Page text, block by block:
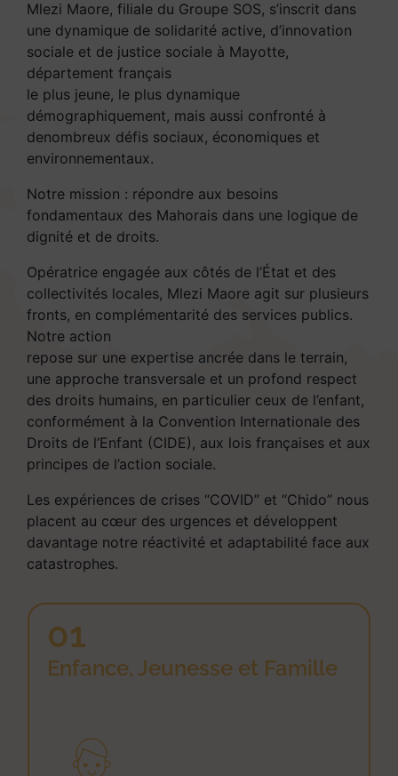
Mlezi Maore, filiale du Groupe SOS, s’inscrit dans
une dynamique de solidarité active, d’innovation
sociale et de justice sociale à Mayotte,
département français
le plus jeune, le plus dynamique
démographiquement, mais aussi confronté à
denombreux défis sociaux, économiques et
environnementaux.
Notre mission : répondre aux besoins
fondamentaux des Mahorais dans une logique de
dignité et de droits.
Opératrice engagée aux côtés de l’État et des
collectivités locales, Mlezi Maore agit sur plusieurs
fronts, en complémentarité des services publics.
Notre action
repose sur une expertise ancrée dans le terrain,
une approche transversale et un profond respect
des droits humains, en particulier ceux de l’enfant,
conformément à la Convention Internationale des
Droits de l’Enfant (CIDE), aux lois françaises et aux
principes de l’action sociale.
Les expériences de crises “COVID” et “Chido” nous
placent au cœur des urgences et développent
davantage notre réactivité et adaptabilité face aux
catastrophes.
01
Enfance, Jeunesse et Famille